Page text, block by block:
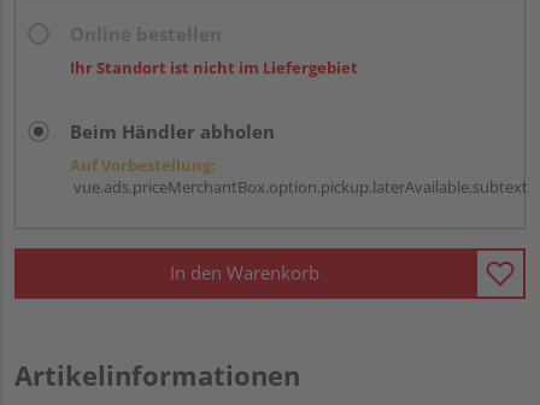
Ihr Standort ist nicht im Liefergebiet
Beim Händler abholen
Auf Vorbestellung:
vue.ads.priceMerchantBox.option.pickup.laterAvailable.subtext
In den Warenkorb
Artikelinformationen